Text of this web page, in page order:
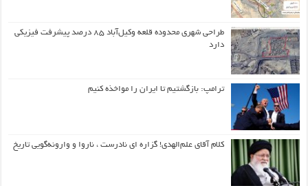
طراحی شهری محدوده قلعه وکیل‌آباد ۸۵ درصد پیشرفت فیزیکی
دارد
ترامپ: بازگشتیم تا ایران را مواخذه کنیم
کلام آقای علم‌الهدی! گزاره ای نادرست ، ناروا و وارونه‌گویی تاریخ